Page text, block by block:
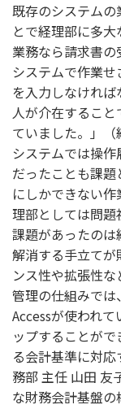
既存のシステム
とで経理部に多
業務なら請求書
システムで作業
を入力しなけれ
人が介在するこ
ていました。」
システムでは操
だったことも課
にしかできない
理部としては問題
課題があったの
解消する手立て
ンス性や拡張性
管理の仕組みで
Accessが使われ
ップすることが
る会計基準に対
務部 主任 山田 友
な財務会計基盤